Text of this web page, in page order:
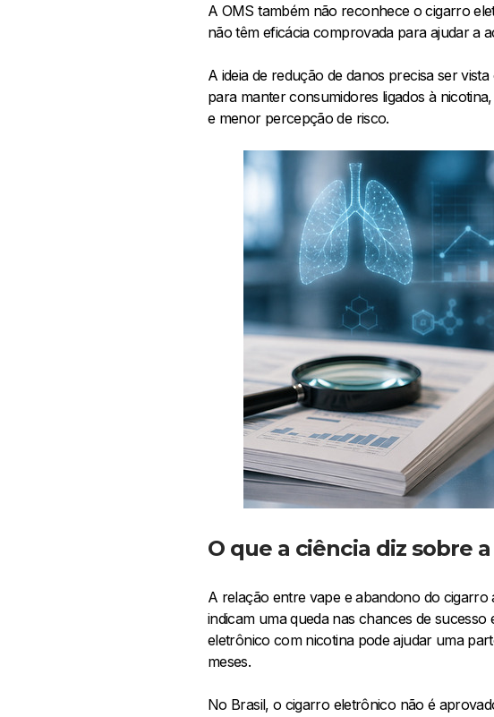
A OMS também não reconhece o cigarro
não têm eficácia comprovada para ajudar a
A ideia de redução de danos precisa ser
para manter consumidores ligados à
e menor percepção de risco.
O que a ciência diz sobre
A relação entre vape e abandono do
indicam uma queda nas chances de
eletrônico com nicotina pode ajudar uma
meses.
No Brasil, o cigarro eletrônico não é